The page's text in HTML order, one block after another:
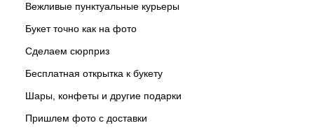
Вежливые пунктуальные курьеры
Букет точно как на фото
Сделаем сюрприз
Бесплатная открытка к букету
Шары, конфеты и другие подарки
Пришлем фото с доставки